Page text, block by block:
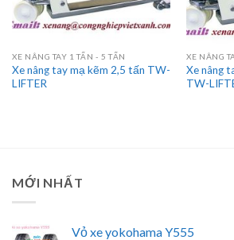
XE NÂNG TAY 1 TẤN - 5 TẤN
Xe nâng tay mạ kẽm 2,5 tấn TW-
LIFTER
XE NÂNG
Xe nâng
TW-
MỚI NHẤT
Vỏ xe yokohama Y555